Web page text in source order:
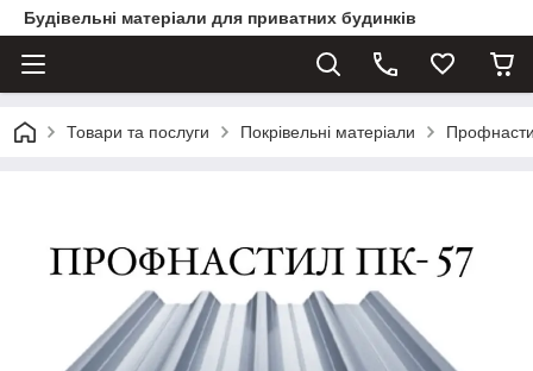
Будівельні матеріали для приватних будинків
Товари та послуги Покрівельні матеріали